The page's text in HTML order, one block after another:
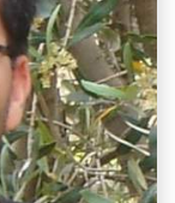
ΤΗΛΕΦΩΝΟ
210 529 4389
ΤΟΠΟΘΕΣΙΑ
1ος Όροφος